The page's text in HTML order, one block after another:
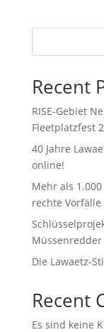
Recent
RISE-Gebiet
Fleetplatzfest
40 Jahre
online!
Mehr als
rechte
Müssenredder
Die Lawaetz-
Recent
Es sind keine